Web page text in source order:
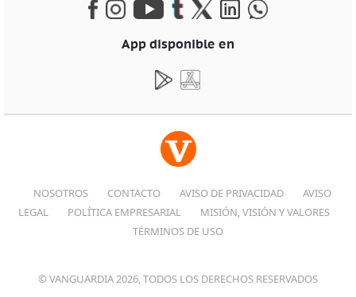
App disponible en
NOSOTROS CONTACTO AVISO DE PRIVACIDAD
AVISO
LEGAL
POLÍTICA EMPRESARIAL
MISIÓN, VISIÓN Y VALORES
TÉRMINOS DE USO
© VANGUARDIA 2026, TODOS LOS DERECHOS RESERVADOS